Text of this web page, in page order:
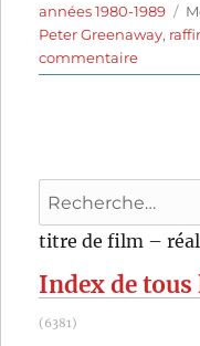
le
années 1980-1989
Peter Greenaway,
commentairesur
Meurtre
(1982)
Peter
Recherche
pour
titre de film –
Index de
(6381)